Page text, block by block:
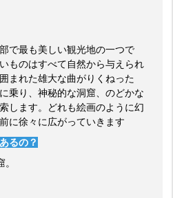
で最も美しい観光地の一つで
ものはすべて自然から与えられ
まれた雄大な曲がりくねった
乗り、神秘的な洞窟、のどかな
します。どれも絵画のように幻
に徐々に広がっていきます
るの？